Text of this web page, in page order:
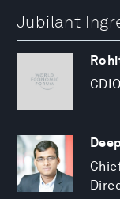
Jubilant
CDIO